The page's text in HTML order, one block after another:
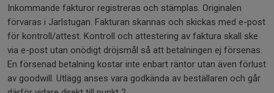
Inkommande fakturor registreras och stämplas. Originalen
förvaras i Jarlstugan. Fakturan skannas och skickas med e-post
för kontroll/attest. Kontroll och attestering av faktura skall ske
via e-post utan onödigt dröjsmål så att betalningen ej försenas.
En försenad betalning kostar inte enbart räntor utan även förlust
av goodwill. Utlägg anses vara godkända av beställaren och går